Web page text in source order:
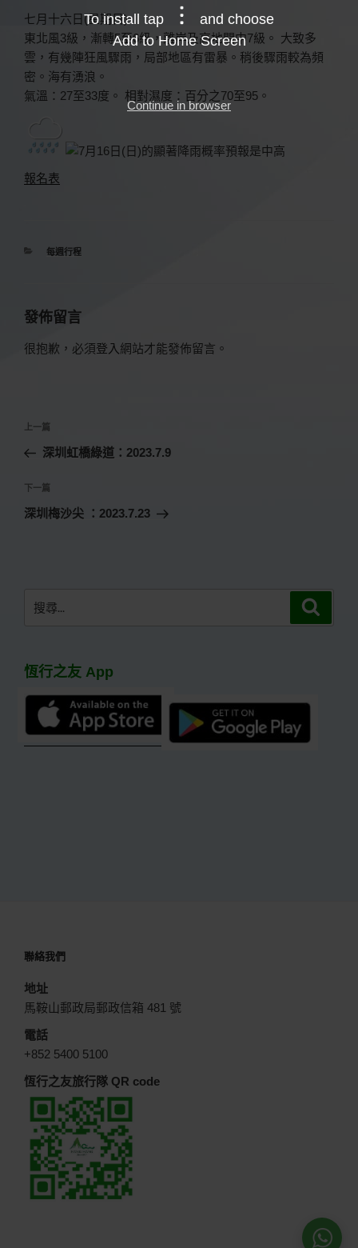
七月十六日(星期日)
東北風3級，漸轉5至6級，離岸及高地間中7級。 大致多
雲，有幾陣狂風驟雨，局部地區有雷暴。稍後驟雨較為頻
密。海有湧浪。
氣溫：27至33度。 相對濕度：百分之70至95。
報名表
分
每週行程
發佈留言
很抱歉，必須登入 網站才能發佈留言。
文
導
覽
上
一
文
章
上一篇
深圳虹橋綠道：2023.7.9
下
一
下一篇
深圳梅沙尖 ：2023.7.23
尋
字:
恆行之友 App
聯絡我們
地址
馬鞍山郵政局郵政信箱 481 號
電話
+852 5400 5100
恆行之友旅行隊 QR code
To install tap
and choose
Add to Home Screen
Continue in browser